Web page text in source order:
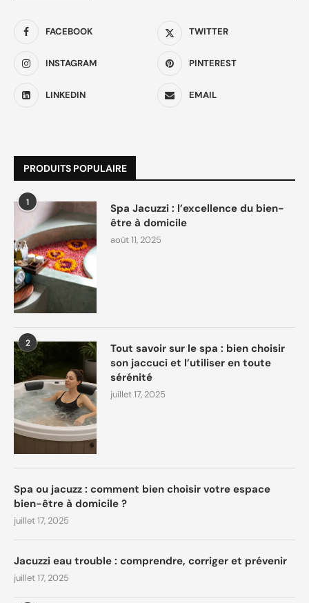
FACEBOOK TWITTER
INSTAGRAM PINTEREST
LINKEDIN EMAIL
PRODUITS POPULAIRE
1
Spa Jacuzzi : l’excellence du bien-
être à domicile
août 11, 2025
2
Tout savoir sur le spa : bien choisir
son jaccuci et l’utiliser en toute
sérénité
juillet 17, 2025
Spa ou jacuzz : comment bien choisir votre espace
bien-être à domicile ?
juillet 17, 2025
Jacuzzi eau trouble : comprendre, corriger et prévenir
juillet 17, 2025